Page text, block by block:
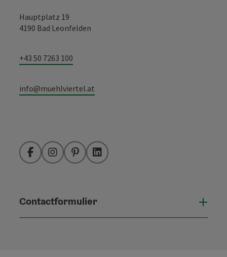
Hauptplatz 19
4190 Bad Leonfelden
+43 50 7263 100
info@muehlviertel.at
FacebookInstagramPinterestLinkedIn
Contactformulier